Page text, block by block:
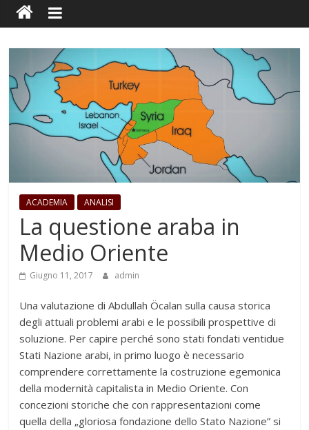
ACADEMIA ANALISI
La questione araba in
Medio Oriente
Giugno 11, 2017 admin
Una valutazione di Abdullah Öcalan sulla causa storica
degli attuali problemi arabi e le possibili prospettive di
soluzione. Per capire perché sono stati fondati ventidue
Stati Nazione arabi, in primo luogo è necessario
comprendere correttamente la costruzione egemonica
della modernità capitalista in Medio Oriente. Con
concezioni storiche che con rappresentazioni come
quella della „gloriosa fondazione dello Stato Nazione” si